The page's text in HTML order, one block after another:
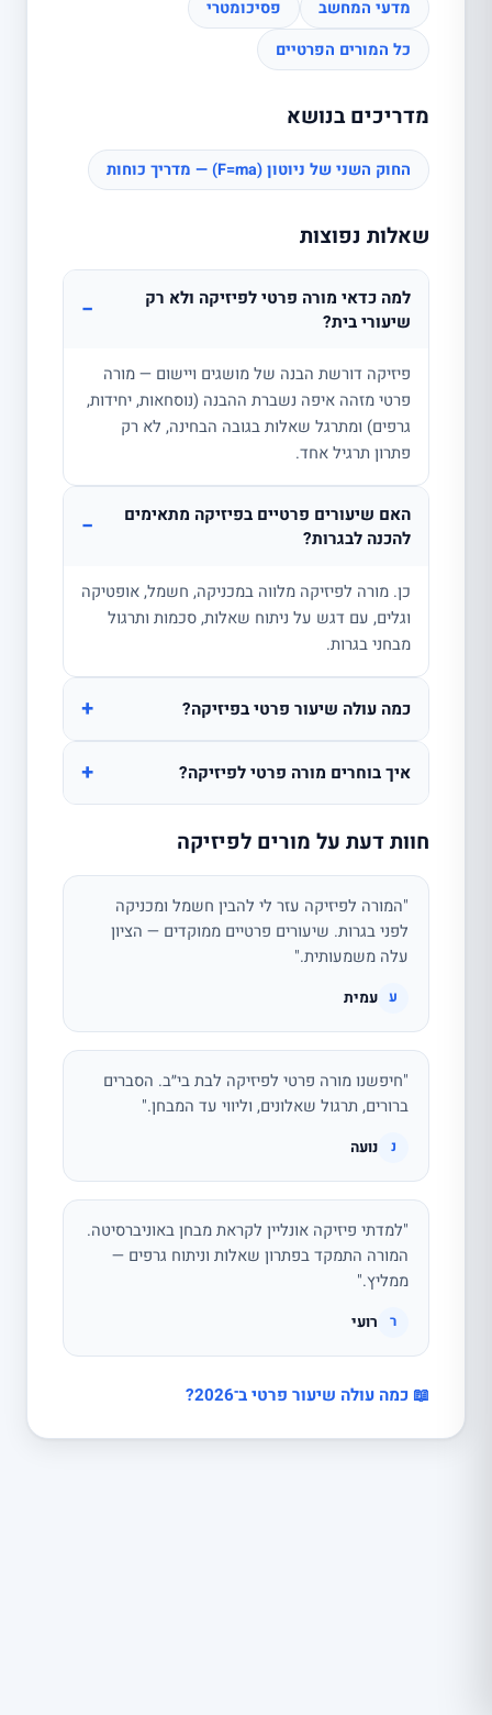
מדעי המחשב
פסיכומטרי
כל המורים הפרטיים
מדריכים בנושא
החוק השני של ניוטון (F=ma) — מדריך כוחות
שאלות נפוצות
למה כדאי מורה פרטי לפיזיקה ולא רק
שיעורי בית?
−
פיזיקה דורשת הבנה של מושגים ויישום — מורה
פרטי מזהה איפה נשברת ההבנה (נוסחאות, יחידות,
גרפים) ומתרגל שאלות בגובה הבחינה, לא רק
פתרון תרגיל אחד.
האם שיעורים פרטיים בפיזיקה מתאימים
להכנה לבגרות?
−
כן. מורה לפיזיקה מלווה במכניקה, חשמל, אופטיקה
וגלים, עם דגש על ניתוח שאלות, סכמות ותרגול
מבחני בגרות.
כמה עולה שיעור פרטי בפיזיקה? +
איך בוחרים מורה פרטי לפיזיקה? +
חוות דעת על מורים לפיזיקה
"המורה לפיזיקה עזר לי להבין חשמל ומכניקה
לפני בגרות. שיעורים פרטיים ממוקדים — הציון
עלה משמעותית."
ע עמית
"חיפשנו מורה פרטי לפיזיקה לבת בי״ב. הסברים
ברורים, תרגול שאלונים, וליווי עד המבחן."
נ נועה
"למדתי פיזיקה אונליין לקראת מבחן באוניברסיטה.
המורה התמקד בפתרון שאלות וניתוח גרפים —
ממליץ."
ר רועי
📖 כמה עולה שיעור פרטי ב־2026?